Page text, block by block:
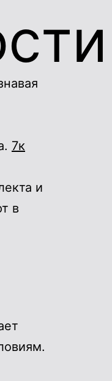
7к
и
в